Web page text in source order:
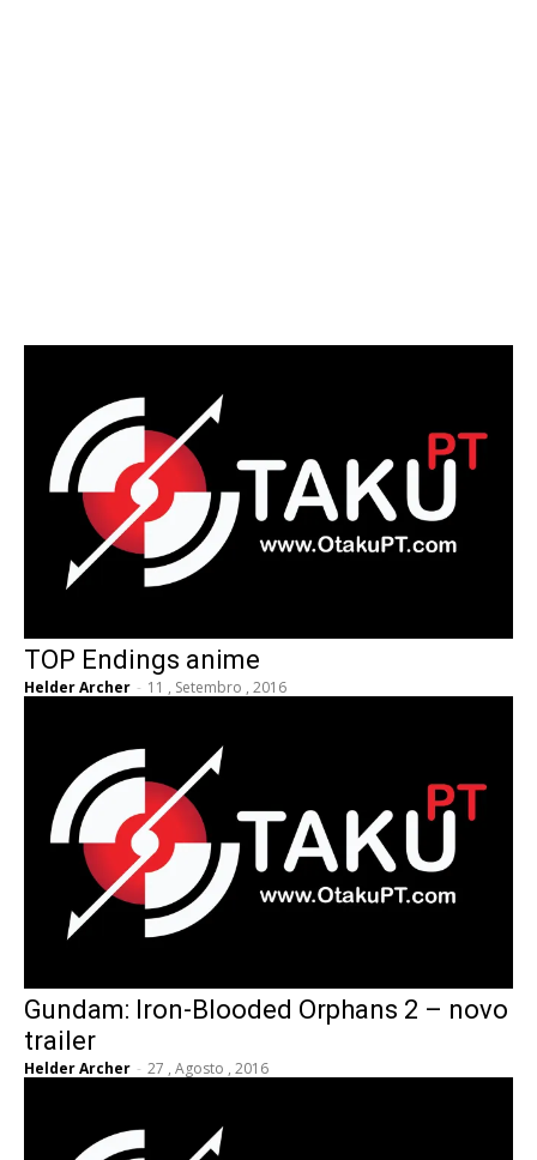
TOP Endings anime
Helder Archer - 11 , Setembro , 2016
Gundam: Iron-Blooded Orphans 2 – novo
trailer
Helder Archer - 27 , Agosto , 2016